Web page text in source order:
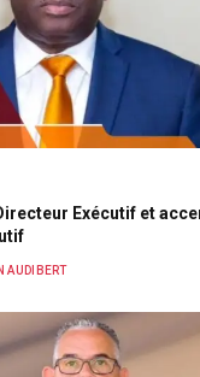
Exécutif et
AUDIBERT